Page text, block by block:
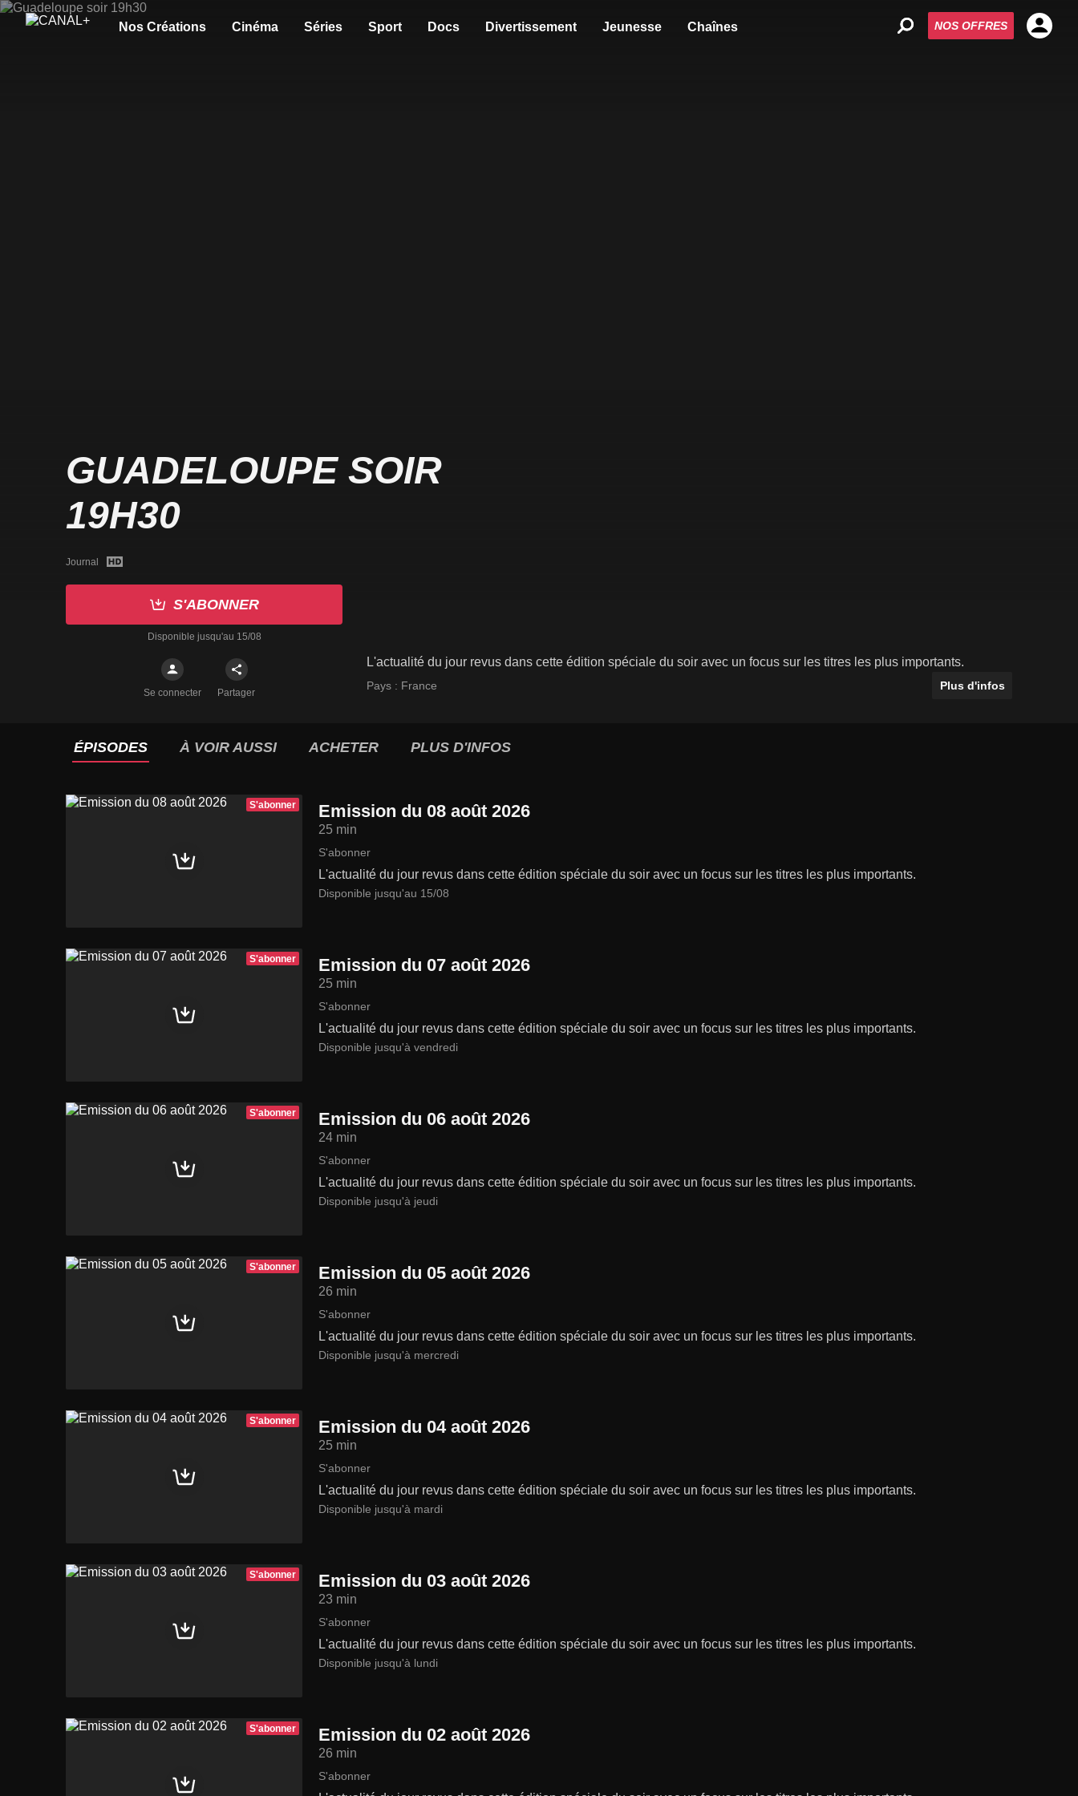
Nos Créations Cinéma Séries Sport Docs Divertissement Jeunesse Chaînes NOS OFFRES
GUADELOUPE SOIR
19H30
Journal
S'ABONNER
Disponible jusqu'au 15/08
Se connecter Partager
L'actualité du jour revus dans cette édition spéciale du soir avec un focus sur les titres les plus importants.
Pays : France Plus d'infos
ÉPISODES À VOIR AUSSI ACHETER PLUS D'INFOS
S'abonner Emission du 08 août 2026
25 min
S'abonner
L'actualité du jour revus dans cette édition spéciale du soir avec un focus sur les titres les plus importants.
Disponible jusqu'au 15/08
S'abonner Emission du 07 août 2026
25 min
S'abonner
L'actualité du jour revus dans cette édition spéciale du soir avec un focus sur les titres les plus importants.
Disponible jusqu'à vendredi
S'abonner Emission du 06 août 2026
24 min
S'abonner
L'actualité du jour revus dans cette édition spéciale du soir avec un focus sur les titres les plus importants.
Disponible jusqu'à jeudi
S'abonner Emission du 05 août 2026
26 min
S'abonner
L'actualité du jour revus dans cette édition spéciale du soir avec un focus sur les titres les plus importants.
Disponible jusqu'à mercredi
S'abonner Emission du 04 août 2026
25 min
S'abonner
L'actualité du jour revus dans cette édition spéciale du soir avec un focus sur les titres les plus importants.
Disponible jusqu'à mardi
S'abonner Emission du 03 août 2026
23 min
S'abonner
L'actualité du jour revus dans cette édition spéciale du soir avec un focus sur les titres les plus importants.
Disponible jusqu'à lundi
S'abonner Emission du 02 août 2026
26 min
S'abonner